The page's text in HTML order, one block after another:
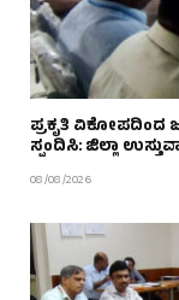
ಪ್ರಕೃತಿ ವಿಕೋಪದಿಂದ
ಸ್ಪಂದಿಸಿ: ಜಿಲ್ಲಾ
08/08/2026